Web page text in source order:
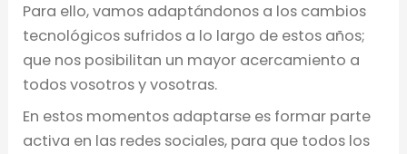
Para ello, vamos adaptándonos a los cambios
tecnológicos sufridos a lo largo de estos años;
que nos posibilitan un mayor acercamiento a
todos vosotros y vosotras.
En estos momentos adaptarse es formar parte
activa en las redes sociales, para que todos los